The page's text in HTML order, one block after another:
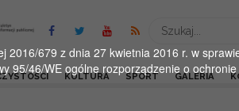
Wyszukaj
KULTURA SPORT GALERIA
679 z dnia 27 kwietnia 2016 r. w
95/46/WE ogólne rozporządzenie o